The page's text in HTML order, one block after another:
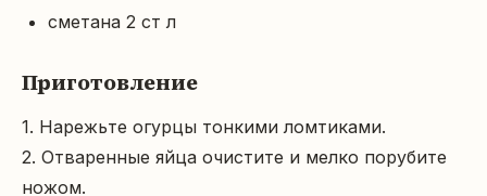
сметана 2 ст л
Приготовление
1. Нарежьте огурцы тонкими ломтиками.
2. Отваренные яйца очистите и мелко порубите
ножом.